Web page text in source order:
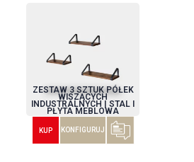
ZESTAW 3 SZTUK PÓŁEK
WISZĄCYCH
INDUSTRALNYCH | STAL I
PŁYTA MEBLOWA
KUP KONFIGURUJ